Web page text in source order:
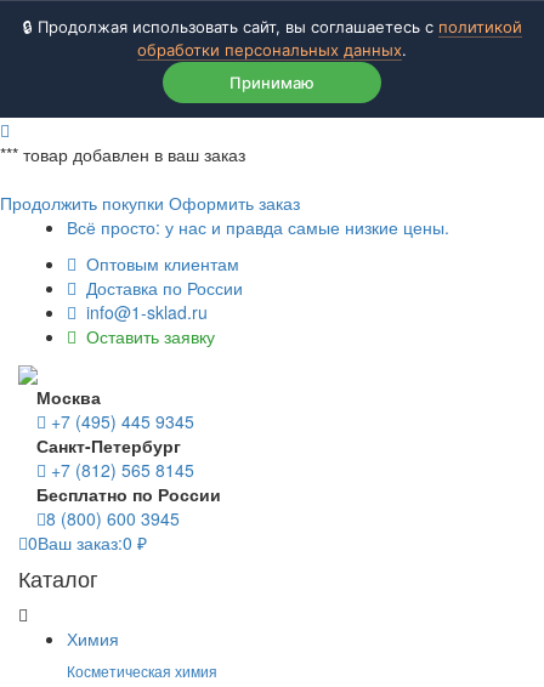
🔒 Продолжая использовать сайт, вы соглашаетесь с политикой
обработки персональных данных.
Принимаю
*** товар добавлен в ваш заказ
Продолжить покупки Оформить заказ
Всё просто: у нас и правда самые низкие цены.
Оптовым клиентам
Доставка по России
info@1-sklad.ru
Оставить заявку
Москва
+7 (495) 445 9345
Санкт-Петербург
+7 (812) 565 8145
Бесплатно по России
8 (800) 600 3945
0Ваш заказ:0 ₽
Каталог
Химия
Косметическая химия